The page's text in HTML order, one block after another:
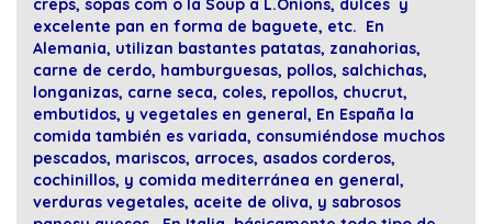
creps, sopas com o la Soup a L.Onions, dulces y
excelente pan en forma de baguete, etc. En
Alemania, utilizan bastantes patatas, zanahorias,
carne de cerdo, hamburguesas, pollos, salchichas,
longanizas, carne seca, coles, repollos, chucrut,
embutidos, y vegetales en general, En España la
comida también es variada, consumiéndose muchos
pescados, mariscos, arroces, asados corderos,
cochinillos, y comida mediterránea en general,
verduras vegetales, aceite de oliva, y sabrosos